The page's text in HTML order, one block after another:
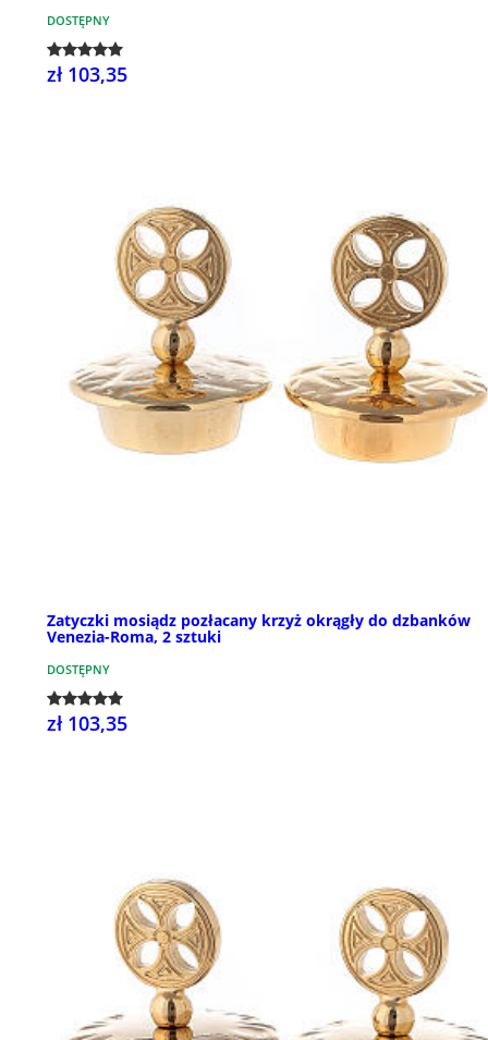
DOSTĘPNY
zł 103,35
Zatyczki mosiądz pozłacany krzyż okrągły do dzbanków
Venezia-Roma, 2 sztuki
DOSTĘPNY
zł 103,35